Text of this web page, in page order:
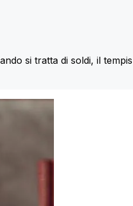
si tratta di soldi, il